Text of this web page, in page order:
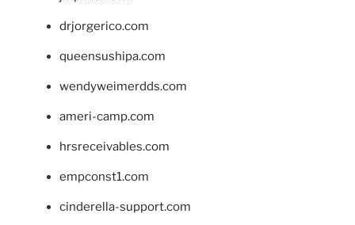
drjorgerico.com
queensushipa.com
wendyweimerdds.com
ameri-camp.com
hrsreceivables.com
empconst1.com
cinderella-support.com